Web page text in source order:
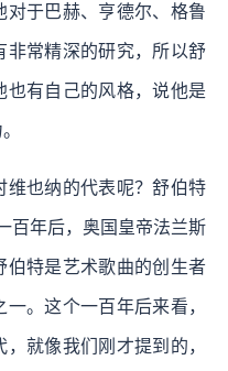
对于巴赫、亨德尔、格鲁
非常精深的研究，所以舒
也有自己的风格，说他是
维也纳的代表呢？舒伯特
百年后，奥国皇帝法兰斯
伯特是艺术歌曲的创生者
。这个一百年后来看，
就像我们刚才提到的，